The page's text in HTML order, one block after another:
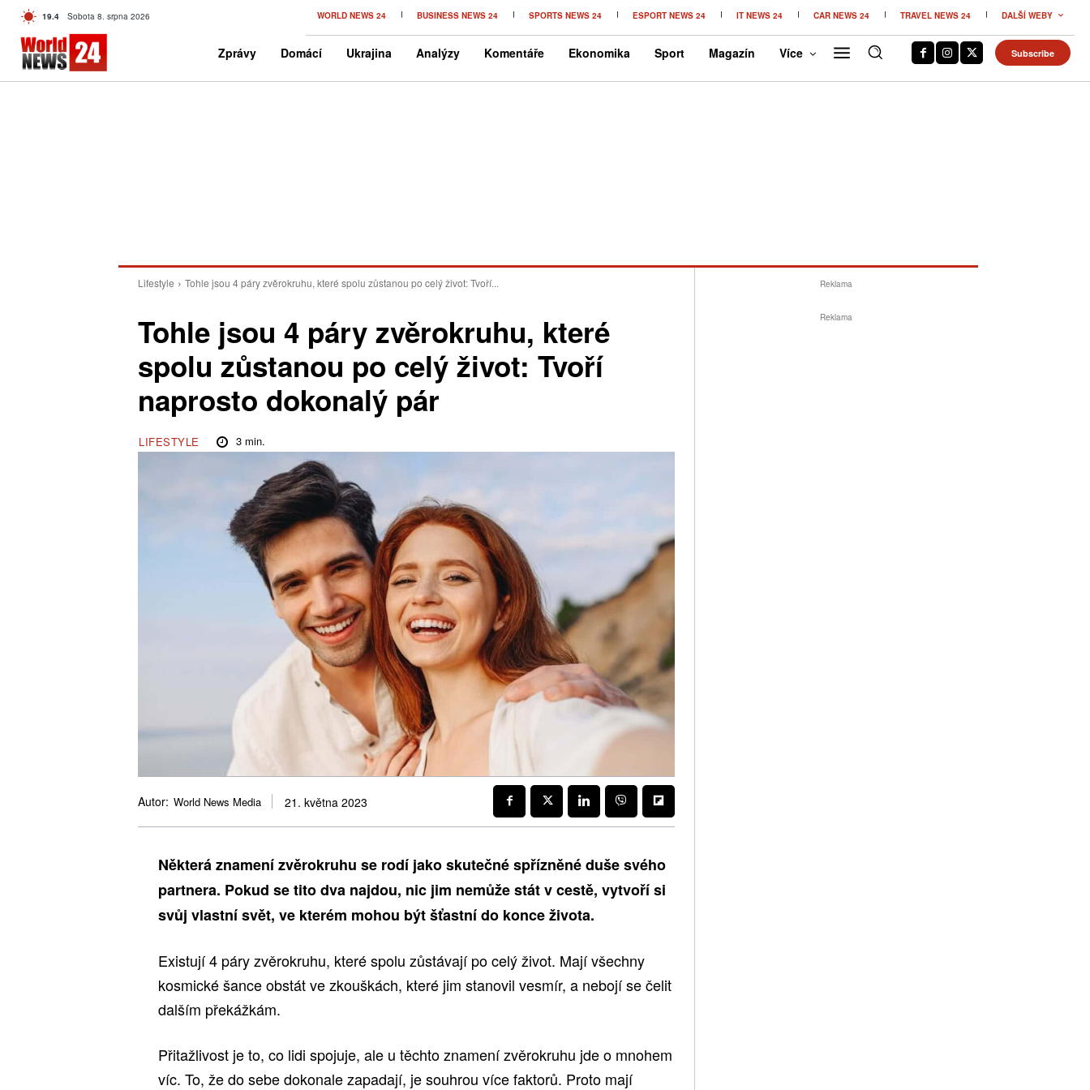
19.4 C Czech
Sobota 8. srpna 2026 WORLD NEWS 24 BUSINESS NEWS 24 SPORTS NEWS 24 ESPORT NEWS 24 IT NEWS 24 CAR NEWS 24 TRAVEL NEWS 24 DALŠÍ WEBY
Zprávy Domácí Ukrajina Analýzy Komentáře Ekonomika Sport Magazín Více Subscribe
Lifestyle Tohle jsou 4 páry zvěrokruhu, které spolu zůstanou po celý život: Tvoří...
Tohle jsou 4 páry zvěrokruhu, které
spolu zůstanou po celý život: Tvoří
naprosto dokonalý pár
LIFESTYLE 3min.
Autor: World News Media 21. května 2023
Některá znamení zvěrokruhu se rodí jako skutečné spřízněné duše svého
partnera. Pokud se tito dva najdou, nic jim nemůže stát v cestě, vytvoří si
svůj vlastní svět, ve kterém mohou být šťastní do konce života.
Existují 4 páry zvěrokruhu, které spolu zůstávají po celý život. Mají všechny
kosmické šance obstát ve zkouškách, které jim stanovil vesmír, a nebojí se čelit
dalším překážkám.
Přitažlivost je to, co lidi spojuje, ale u těchto znamení zvěrokruhu jde o mnohem
víc. To, že do sebe dokonale zapadají, je souhrou více faktorů. Proto mají
Reklama
Reklama